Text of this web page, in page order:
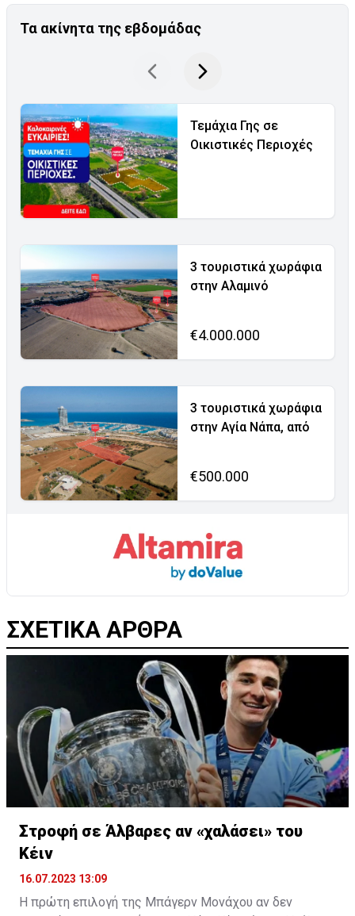
Τα ακίνητα της εβδομάδας
Τεμάχια Γης σε
Οικιστικές Περιοχές
3 τουριστικά χωράφια
στην Αλαμινό
€4.000.000
3 τουριστικά χωράφια
στην Αγία Νάπα, από
€500.000
ΣΧΕΤΙΚΑ ΑΡΘΡΑ
Στροφή σε Άλβαρες αν «χαλάσει» του
Κέιν
16.07.2023 13:09
Η πρώτη επιλογή της Μπάγερν Μονάχου αν δεν